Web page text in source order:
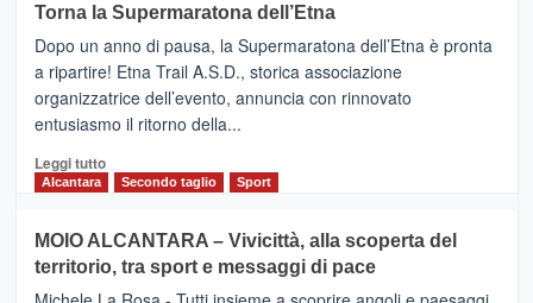
BROOKS
SuperMaratona
dell’Etna,
presentata
l’edizione
2026
Torna la Supermaratona dell’Etna
Dopo un anno di pausa, la Supermaratona dell’Etna è pronta
a ripartire! Etna Trail A.S.D., storica associazione
organizzatrice dell’evento, annuncia con rinnovato
entusiasmo il ritorno della...
Leggi tuttoLeggi
Torna
la
Supermaratona
Alcantara Secondo taglio Sport
MOIO ALCANTARA – Vivicittà, alla scoperta del
territorio, tra sport e messaggi di pace